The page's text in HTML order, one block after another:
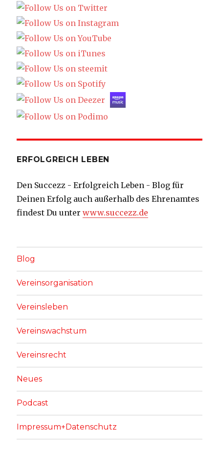
ERFOLGREICH LEBEN
Den Succezz - Erfolgreich Leben - Blog für
Deinen Erfolg auch außerhalb des Ehrenamtes
findest Du unterwww.succezz.de
Blog
Vereinsorganisation
Vereinsleben
Vereinswachstum
Vereinsrecht
Neues
Podcast
Impressum+Datenschutz